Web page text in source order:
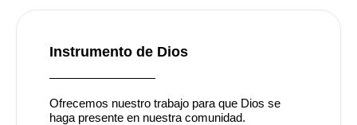
Instrumento de Dios
Ofrecemos nuestro trabajo para que Dios se
haga presente en nuestra comunidad.